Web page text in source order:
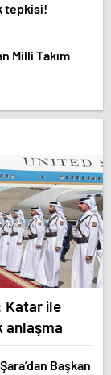
tepkisi!
Milli Takım
Katar ile
anlaşma
Başkan